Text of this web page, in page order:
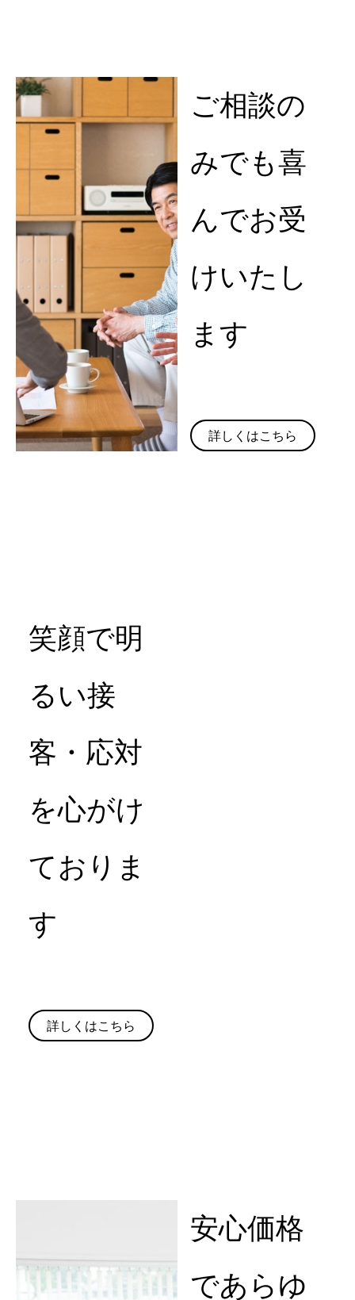
ご相談の
みでも喜
んでお受
けいたし
ます
詳しくはこちら
笑顔で明
るい接
客・応対
を心がけ
ておりま
す
詳しくはこちら
安心価格
であらゆ